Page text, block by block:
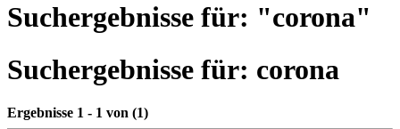
Suchergebnisse für: "corona"
Suchergebnisse für: corona
Ergebnisse 1 - 1 von (1)